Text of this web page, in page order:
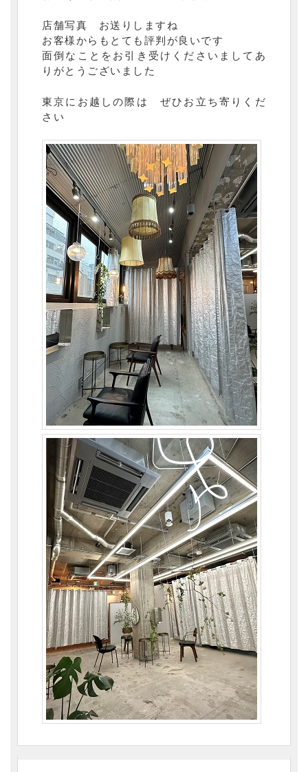
店舗写真 お送りしますね
お客様からもとても評判が良いです
面倒なことをお引き受けくださいましてあ
りがとうございました
東京にお越しの際は ぜひお立ち寄りくだ
さい